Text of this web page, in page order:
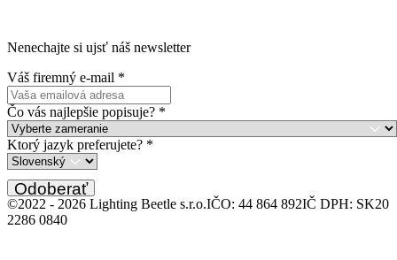
Nenechajte si ujsť náš newsletter
Váš firemný e-mail *
Čo vás najlepšie popisuje? *
Ktorý jazyk preferujete? *
Odoberať
©2022 - 2026 Lighting Beetle s.r.o.IČO: 44 864 892IČ DPH: SK20
2286 0840